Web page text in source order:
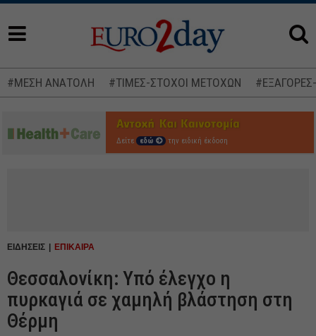
#ΜΕΣΗ ΑΝΑΤΟΛΗ #ΤΙΜΕΣ-ΣΤΟΧΟΙ ΜΕΤΟΧΩΝ
Δείτε εδώ την ειδική έκδοση
ΕΙΔΗΣΕΙΣ ΕΠΙΚΑΙΡΑ
Θεσσαλονίκη: Υπό έλεγχο η
πυρκαγιά σε χαμηλή βλάστηση στη
Θέρμη